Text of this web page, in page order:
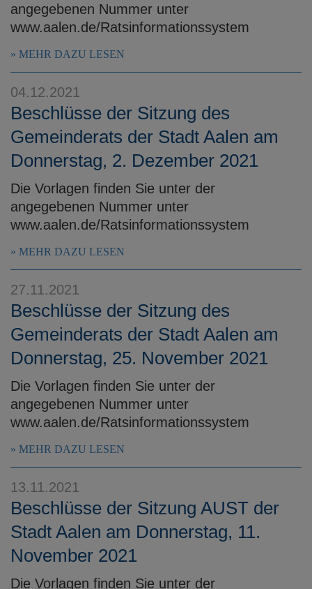
angegebenen Nummer unter
www.aalen.de/Ratsinformationssystem
MEHR DAZU LESEN
04.12.2021
Beschlüsse der Sitzung des
Gemeinderats der Stadt Aalen am
Donnerstag, 2. Dezember 2021
Die Vorlagen finden Sie unter der
angegebenen Nummer unter
www.aalen.de/Ratsinformationssystem
MEHR DAZU LESEN
27.11.2021
Beschlüsse der Sitzung des
Gemeinderats der Stadt Aalen am
Donnerstag, 25. November 2021
Die Vorlagen finden Sie unter der
angegebenen Nummer unter
www.aalen.de/Ratsinformationssystem
MEHR DAZU LESEN
13.11.2021
Beschlüsse der Sitzung AUST der
Stadt Aalen am Donnerstag, 11.
November 2021
Die Vorlagen finden Sie unter der